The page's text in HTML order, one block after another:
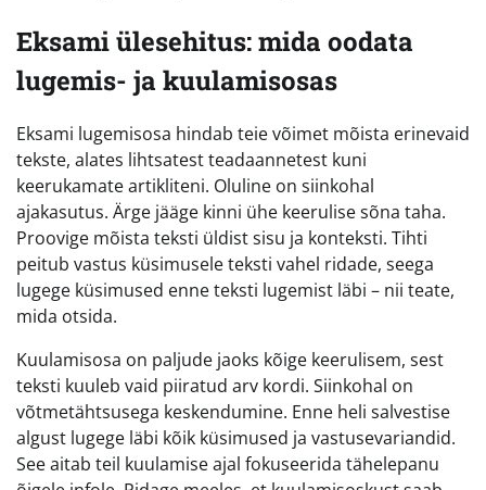
Eksami ülesehitus: mida oodata
lugemis- ja kuulamisosas
Eksami lugemisosa hindab teie võimet mõista erinevaid
tekste, alates lihtsatest teadaannetest kuni
keerukamate artikliteni. Oluline on siinkohal
ajakasutus. Ärge jääge kinni ühe keerulise sõna taha.
Proovige mõista teksti üldist sisu ja konteksti. Tihti
peitub vastus küsimusele teksti vahel ridade, seega
lugege küsimused enne teksti lugemist läbi – nii teate,
mida otsida.
Kuulamisosa on paljude jaoks kõige keerulisem, sest
teksti kuuleb vaid piiratud arv kordi. Siinkohal on
võtmetähtsusega keskendumine. Enne heli salvestise
algust lugege läbi kõik küsimused ja vastusevariandid.
See aitab teil kuulamise ajal fokuseerida tähelepanu